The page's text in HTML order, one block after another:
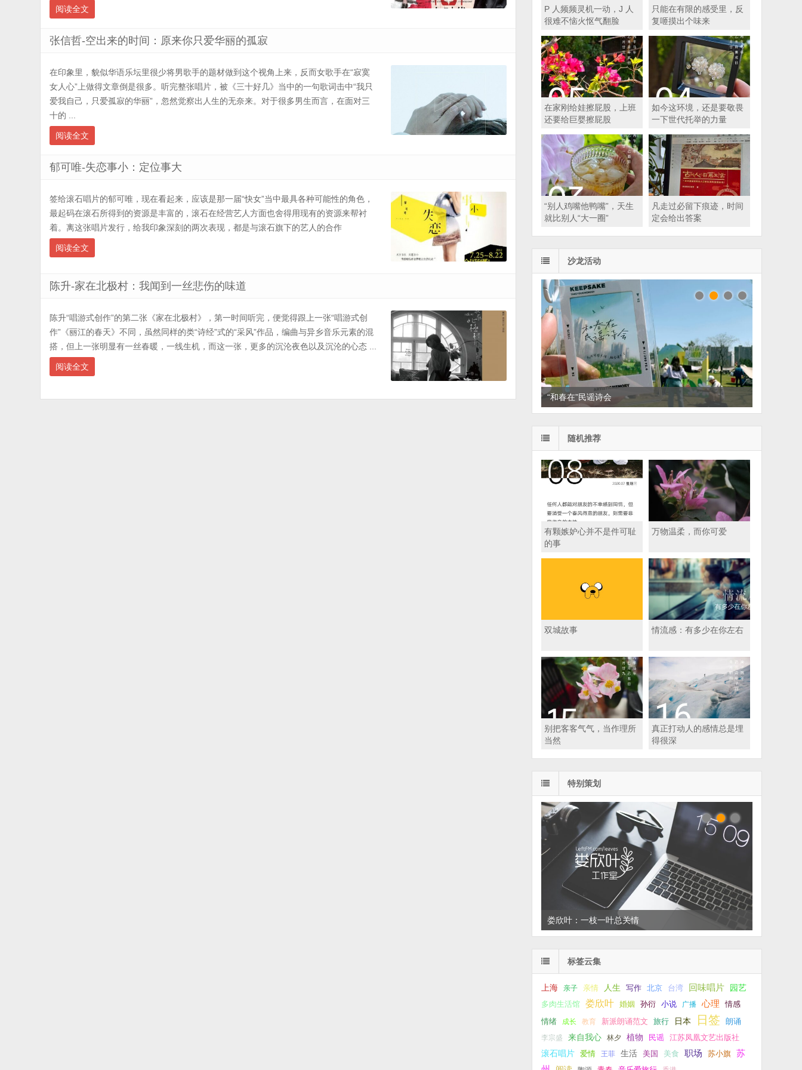
阅读全文
张信哲-空出来的时间：原来你只爱华丽的孤寂
在印象里，貌似华语乐坛里很少将男歌手的题材做到这个视角上来，反而女歌手在“寂寞
女人心”上做得文章倒是很多。听完整张唱片，被《三十好几》当中的一句歌词击中“我只
爱我自己，只爱孤寂的华丽”，忽然觉察出人生的无奈来。对于很多男生而言，在面对三
十的 ...
阅读全文
郁可唯-失恋事小：定位事大
签给滚石唱片的郁可唯，现在看起来，应该是那一届“快女”当中最具各种可能性的角色，
最起码在滚石所得到的资源是丰富的，滚石在经营艺人方面也舍得用现有的资源来帮衬
着。离这张唱片发行，给我印象深刻的两次表现，都是与滚石旗下的艺人的合作
阅读全文
陈升-家在北极村：我闻到一丝悲伤的味道
陈升“唱游式创作”的第二张《家在北极村》，第一时间听完，便觉得跟上一张“唱游式创
作”《丽江的春天》不同，虽然同样的类“诗经”式的“采风”作品，编曲与异乡音乐元素的混
搭，但上一张明显有一丝春暖，一线生机，而这一张，更多的沉沦夜色以及沉沦的心态 ...
阅读全文
P 人频频灵机一动，J 人
很难不恼火怄气翻脸
只能在有限的感受里，反
复咂摸出个味来
在家刚给娃擦屁股，上班
还要给巨婴擦屁股
如今这环境，还是要敬畏
一下世代托举的力量
“别人鸡嘴他鸭嘴”，天生
就比别人“大一圈”
凡走过必留下痕迹，时间
定会给出答案
沙龙活动
“和春在”民谣诗会
随机推荐
有颗嫉妒心并不是件可耻
的事
万物温柔，而你可爱
双城故事 情流感：有多少在你左右
别把客客气气，当作理所
当然
真正打动人的感情总是埋
得很深
特别策划
娄欣叶：一枝一叶总关情
标签云集
上海 亲子 亲情 人生 写作 北京 台湾 回味唱片 园艺
多肉生活馆 娄欣叶 婚姻 孙衍 小说 广播 心理 情感
情绪 成长 教育 新派朗诵范文 旅行 日本 日签 朗诵
李宗盛 来自我心 林夕 植物 民谣
江苏凤凰文艺出版社
滚石唱片
爱情 王菲 生活 美国 美食 职场 苏小旗
苏